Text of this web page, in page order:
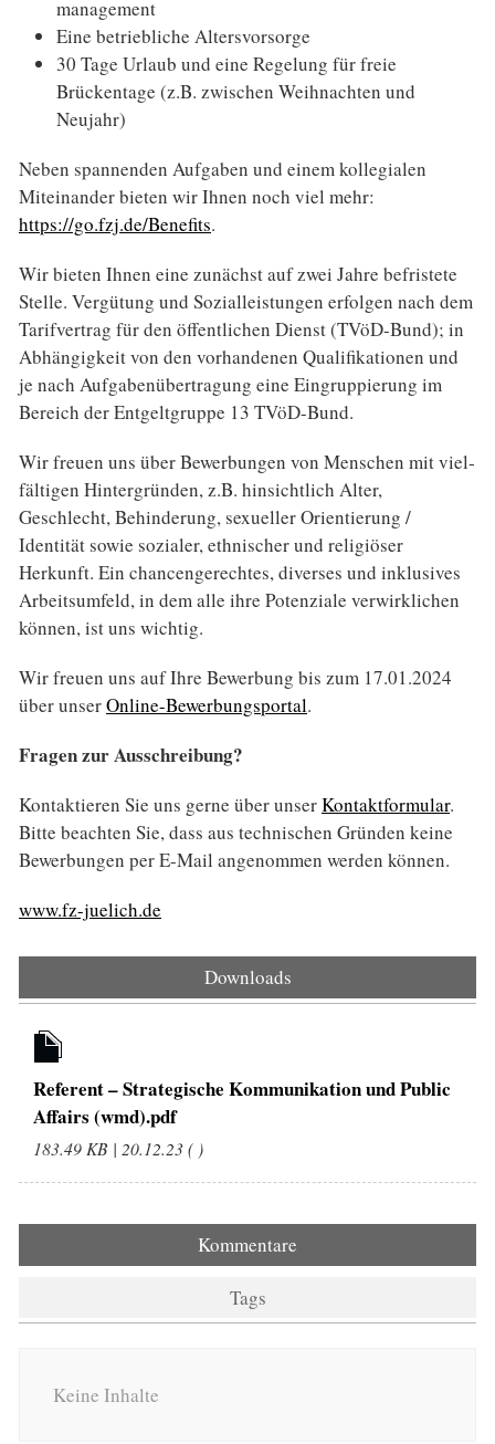
management
Eine betriebliche Altersvorsorge
30 Tage Urlaub und eine Regelung für freie
Brückentage (z.B. zwischen Weihnachten und
Neujahr)
Neben spannenden Aufgaben und einem kollegialen
Miteinander bieten wir Ihnen noch viel mehr:
https://go.fzj.de/Benefits.
Wir bieten Ihnen eine zunächst auf zwei Jahre befristete
Stelle. Vergütung und Sozial­leistungen erfolgen nach dem
Tarif­vertrag für den öffentlichen Dienst (TVöD-Bund); in
Abhängigkeit von den vorhandenen Qualifikationen und
je nach Aufgaben­übertragung eine Eingruppierung im
Bereich der Entgelt­gruppe 13 TVöD-Bund.
Wir freuen uns über Bewerbungen von Menschen mit viel­
fältigen Hintergründen, z.B. hinsichtlich Alter,
Geschlecht, Behinderung, sexueller Orientierung /
Identität sowie sozialer, ethnischer und religiöser
Herkunft. Ein chancen­gerechtes, diverses und inklusives
Arbeits­umfeld, in dem alle ihre Potenziale verwirklichen
können, ist uns wichtig.
Wir freuen uns auf Ihre Bewerbung bis zum 17.01.2024
über unserOnline-Bewerbungsportal.
Fragen zur Ausschreibung?
Kontaktieren Sie uns gerne über unserKontaktformular.
Bitte beachten Sie, dass aus technischen Gründen keine
Bewerbungen per E-Mail angenommen werden können.
www.fz-juelich.de
Downloads
Referent – Strategische Kommunikation und Public
Affairs (wmd).pdf
183.49 KB | 20.12.23 ( )
Kommentare
Tags
Keine Inhalte